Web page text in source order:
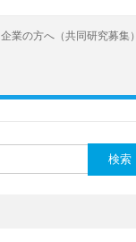
企業の方へ（共同研究募集）